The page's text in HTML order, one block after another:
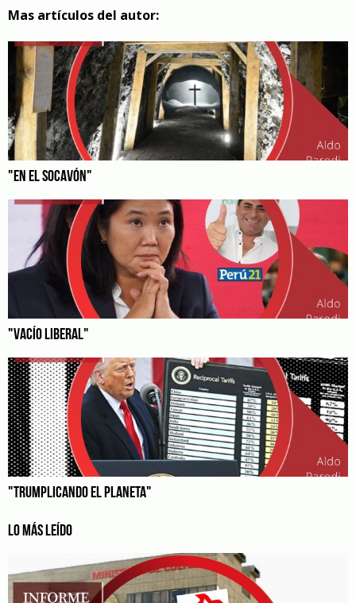
Mas artículos del autor:
"EN EL SOCAVÓN"
"VACÍO LIBERAL"
"TRUMPLICANDO EL PLANETA"
LO MÁS LEÍDO